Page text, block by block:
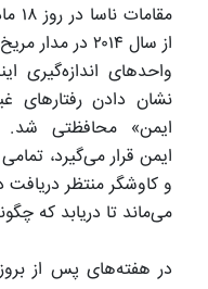
نشان دادن رفتارهای
ایمن» محافظتی
ایمن قرار می‌گیرد،
و کاوشگر منتظر دریافت
می‌ماند تا دریابد که
در هفته‌های پس از